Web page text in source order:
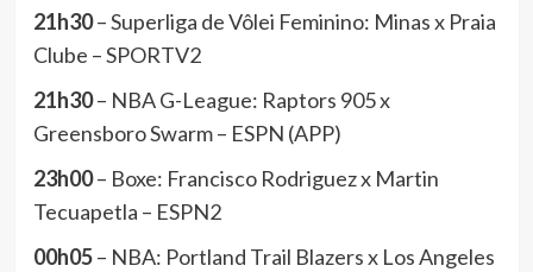
21h30– Superliga de Vôlei Feminino: Minas x Praia
Clube – SPORTV2
21h30– NBA G-League: Raptors 905 x
Greensboro Swarm – ESPN (APP)
23h00– Boxe: Francisco Rodriguez x Martin
Tecuapetla – ESPN2
00h05– NBA: Portland Trail Blazers x Los Angeles